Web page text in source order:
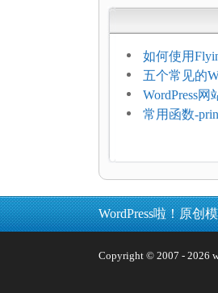
如何使用
网页指标（
五个常见的
WordPress
常用函数-
WordPress啦！原创
Copyright © 2007 - 2026